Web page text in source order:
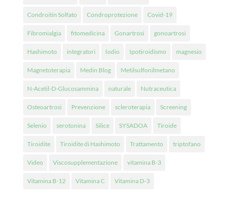
Condroitin Solfato Condroprotezione Covid-19
Fibromialgia fitomedicina Gonartrosi gonoartrosi
Hashimoto integratori Iodio Ipotiroidismo magnesio
Magnetoterapia Medin Blog Metilsulfonilmetano
N-Acetil-D-Glucosammina naturale Nutraceutica
Osteoartrosi Prevenzione scleroterapia Screening
Selenio serotonina Silice SYSADOA Tiroide
Tiroidite Tiroidite di Hashimoto Trattamento triptofano
Video Viscosupplementazione vitamina B-3
Vitamina B-12 Vitamina C Vitamina D-3